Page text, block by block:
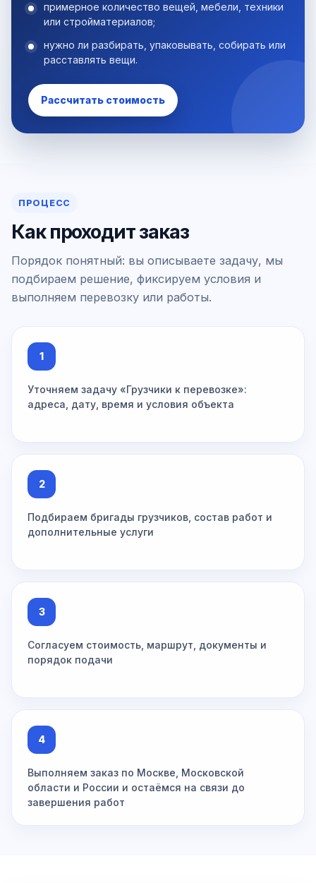
примерное количество вещей, мебели, техники
или стройматериалов;
нужно ли разбирать, упаковывать, собирать или
расставлять вещи.
Рассчитать стоимость
ПРОЦЕСС
Как проходит заказ
Порядок понятный: вы описываете задачу, мы
подбираем решение, фиксируем условия и
выполняем перевозку или работы.
1
Уточняем задачу «Грузчики к перевозке»:
адреса, дату, время и условия объекта
2
Подбираем бригады грузчиков, состав работ и
дополнительные услуги
3
Согласуем стоимость, маршрут, документы и
порядок подачи
4
Выполняем заказ по Москве, Московской
области и России и остаёмся на связи до
завершения работ